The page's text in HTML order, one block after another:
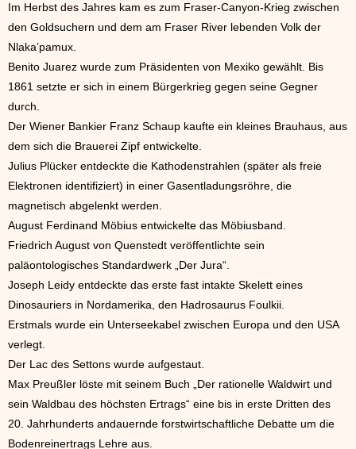
Im Herbst des Jahres kam es zum Fraser-Canyon-Krieg zwischen
den Goldsuchern und dem am Fraser River lebenden Volk der
Nlaka’pamux.
Benito Juarez wurde zum Präsidenten von Mexiko gewählt. Bis
1861 setzte er sich in einem Bürgerkrieg gegen seine Gegner
durch.
Der Wiener Bankier Franz Schaup kaufte ein kleines Brauhaus, aus
dem sich die Brauerei Zipf entwickelte.
Julius Plücker entdeckte die Kathodenstrahlen (später als freie
Elektronen identifiziert) in einer Gasentladungsröhre, die
magnetisch abgelenkt werden.
August Ferdinand Möbius entwickelte das Möbiusband.
Friedrich August von Quenstedt veröffentlichte sein
paläontologisches Standardwerk „Der Jura“.
Joseph Leidy entdeckte das erste fast intakte Skelett eines
Dinosauriers in Nordamerika, den Hadrosaurus Foulkii.
Erstmals wurde ein Unterseekabel zwischen Europa und den USA
verlegt.
Der Lac des Settons wurde aufgestaut.
Max Preußler löste mit seinem Buch „Der rationelle Waldwirt und
sein Waldbau des höchsten Ertrags“ eine bis in erste Dritten des
20. Jahrhunderts andauernde forstwirtschaftliche Debatte um die
Bodenreinertrags Lehre aus.